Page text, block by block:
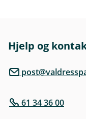
Hjelp og
61 34 36 00